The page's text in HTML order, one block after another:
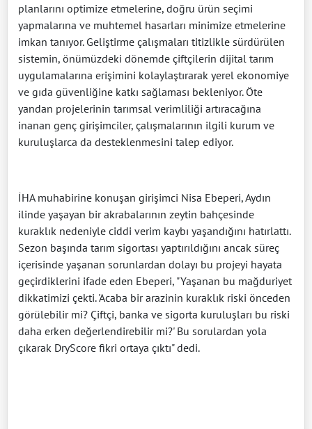
planlarını optimize etmelerine, doğru ürün seçimi
yapmalarına ve muhtemel hasarları minimize etmelerine
imkan tanıyor. Geliştirme çalışmaları titizlikle sürdürülen
sistemin, önümüzdeki dönemde çiftçilerin dijital tarım
uygulamalarına erişimini kolaylaştırarak yerel ekonomiye
ve gıda güvenliğine katkı sağlaması bekleniyor. Öte
yandan projelerinin tarımsal verimliliği artıracağına
inanan genç girişimciler, çalışmalarının ilgili kurum ve
kuruluşlarca da desteklenmesini talep ediyor.
İHA muhabirine konuşan girişimci Nisa Ebeperi, Aydın
ilinde yaşayan bir akrabalarının zeytin bahçesinde
kuraklık nedeniyle ciddi verim kaybı yaşandığını hatırlattı.
Sezon başında tarım sigortası yaptırıldığını ancak süreç
içerisinde yaşanan sorunlardan dolayı bu projeyi hayata
geçirdiklerini ifade eden Ebeperi, "Yaşanan bu mağduriyet
dikkatimizi çekti. 'Acaba bir arazinin kuraklık riski önceden
görülebilir mi? Çiftçi, banka ve sigorta kuruluşları bu riski
daha erken değerlendirebilir mi?' Bu sorulardan yola
çıkarak DryScore fikri ortaya çıktı" dedi.